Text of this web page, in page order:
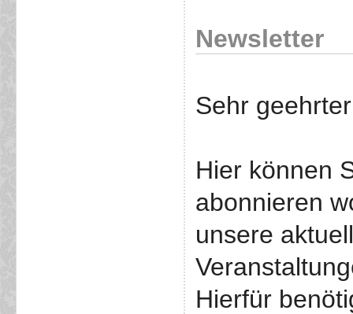
Newsletter
Sehr
Hier können
abonnieren
unsere
Hierfür